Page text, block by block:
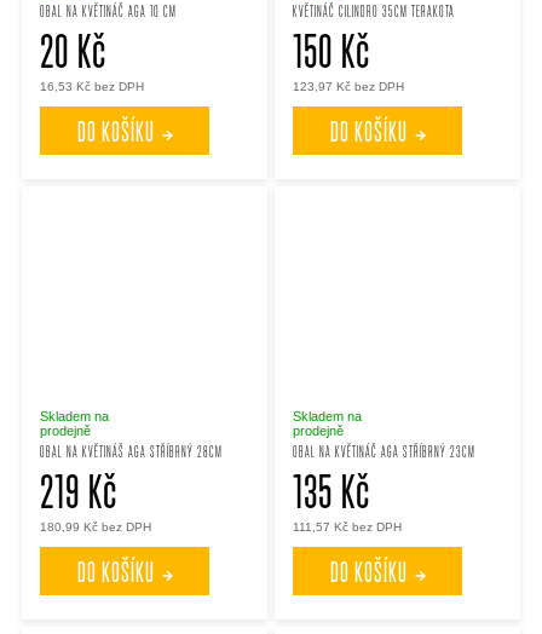
OBAL NA KVĚTINÁČ AGA 10 CM
16,53 Kč bez DPH
20 Kč
DO KOŠÍKU
KVĚTINÁČ CILINDRO 35CM TERAKOTA
123,97 Kč bez DPH
150 Kč
DO KOŠÍKU
OBAL NA KVĚTINÁŠ AGA STŘÍBRNÝ 28CM
Skladem na
prodejně
180,99 Kč bez DPH
219 Kč
DO KOŠÍKU
OBAL NA KVĚTINÁČ AGA STŘÍBRNÝ 23CM
Skladem na
prodejně
111,57 Kč bez DPH
135 Kč
DO KOŠÍKU